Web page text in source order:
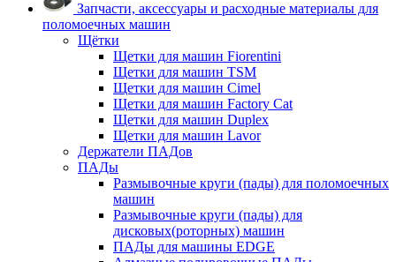
Запчасти, аксессуары и расходные материалы для
поломоечных машин
Щётки
Щетки для машин Fiorentini
Щетки для машин TSM
Щетки для машин Cimel
Щетки для машин Factory Cat
Щетки для машин Duplex
Щетки для машин Lavor
Держатели ПАДов
ПАДы
Размывочные круги (пады) для поломоечных
машин
Размывочные круги (пады) для
дисковых(роторных) машин
ПАДы для машины EDGE